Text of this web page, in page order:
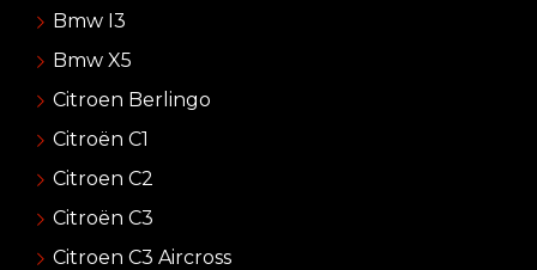
Bmw I3
Bmw X5
Citroen Berlingo
Citroën C1
Citroen C2
Citroën C3
Citroen C3 Aircross